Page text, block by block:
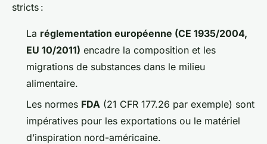
stricts :
La réglementation européenne (CE 1935/2004,
EU 10/2011) encadre la composition et les
migrations de substances dans le milieu
alimentaire.
Les normes FDA (21 CFR 177.26 par exemple) sont
impératives pour les exportations ou le matériel
d’inspiration nord-américaine.